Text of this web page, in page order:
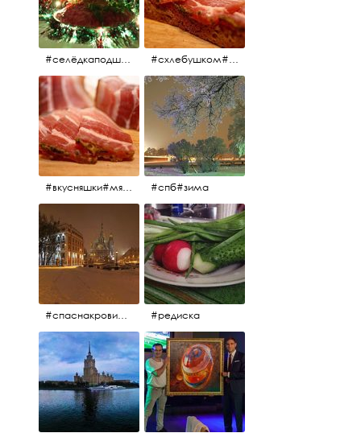
#селёдкаподшубой#основноеблюдо#новыйгод#шампанское#праздник #схлебушком#мясо
#вкусняшки#мясо #спб#зима
#спаснакрови#зима#спб #редиска